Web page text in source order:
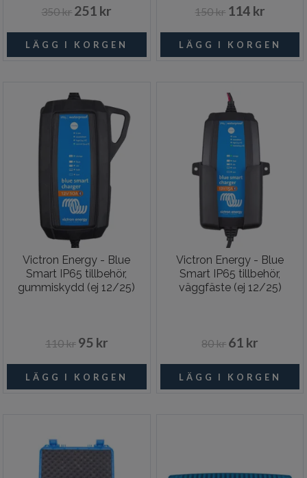
350 kr 251 kr 150 kr 114 kr
Victron Energy - Blue
Smart IP65 tillbehör,
gummiskydd (ej 12/25)
110 kr 95 kr
Victron Energy - Blue
Smart IP65 tillbehör,
väggfäste (ej 12/25)
80 kr 61 kr